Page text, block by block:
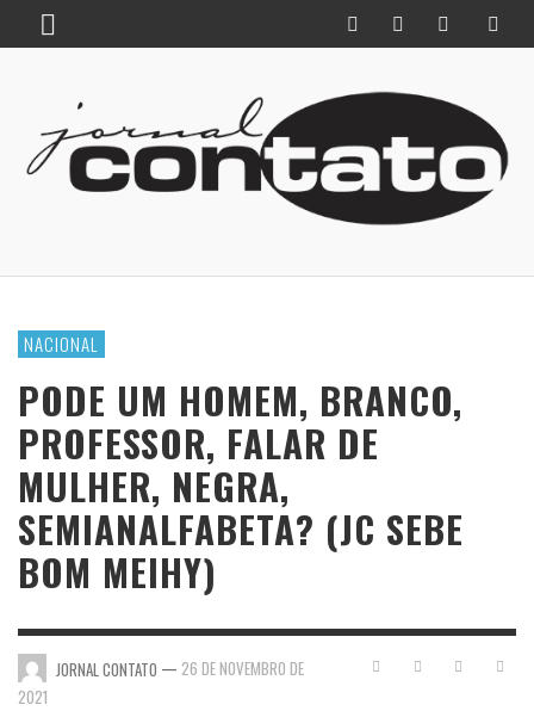
NACIONAL
PODE UM HOMEM, BRANCO,
PROFESSOR, FALAR DE
MULHER, NEGRA,
SEMIANALFABETA? (JC SEBE
BOM MEIHY)
JORNAL CONTATO — 26 DE NOVEMBRO DE
2021